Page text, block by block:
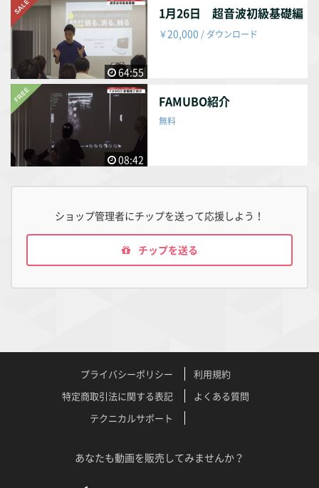
64:55
1月26日 超音波初級基礎編
￥20,000 / ダウンロード
08:42
FAMUBO紹介
無料
ショップ管理者にチップを送って応援しよう！
チップを送る
プライバシーポリシー
利用規約
特定商取引法に関する表記
よくある質問
テクニカルサポート
あなたも動画を販売してみませんか？